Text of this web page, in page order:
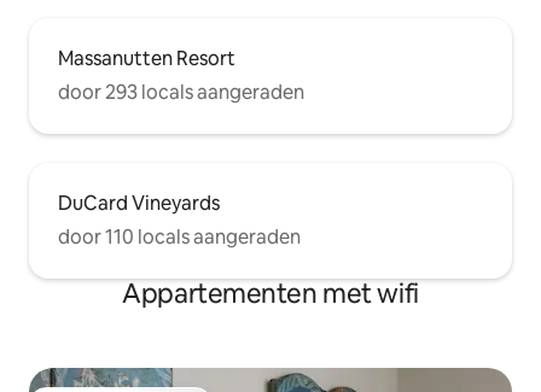
Massanutten Resort
door 293 locals aangeraden
DuCard Vineyards
door 110 locals aangeraden
Appartementen met wifi